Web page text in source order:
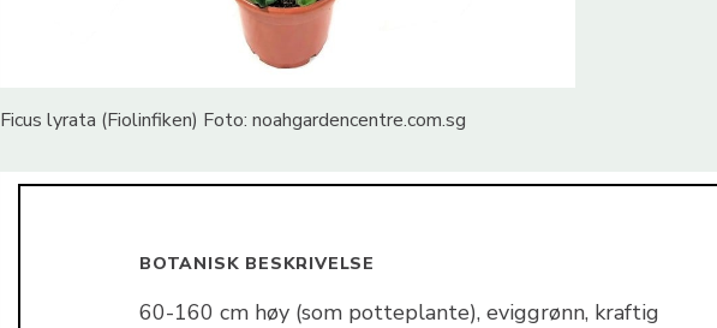
Ficus lyrata (Fiolinfiken) Foto: noahgardencentre.com.sg
BOTANISK BESKRIVELSE
60-160 cm høy (som potteplante), eviggrønn, kraftig